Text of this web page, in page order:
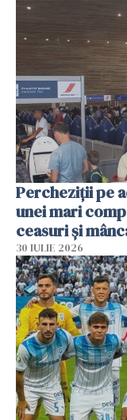
Percheziții pe
unei mari
ceasuri și
30 IULIE 2026